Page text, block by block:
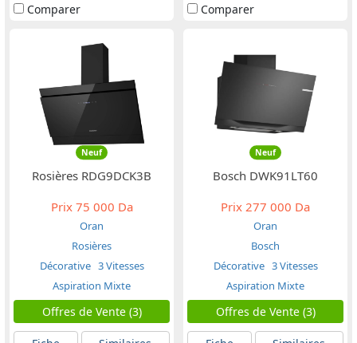
Comparer
Comparer
Neuf
Rosières RDG9DCK3B
Prix75 000 Da
Oran
Rosières
Décorative 3 Vitesses
Aspiration Mixte
Offres de Vente (3)
Neuf
Bosch DWK91LT60
Prix 277 000 Da
Oran
Bosch
Décorative 3 Vitesses
Aspiration Mixte
Offres de Vente (3)